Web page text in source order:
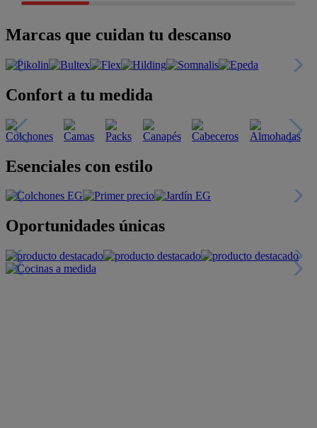
Marcas que cuidan tu descanso
Confort a tu medida
Esenciales con estilo
Oportunidades únicas